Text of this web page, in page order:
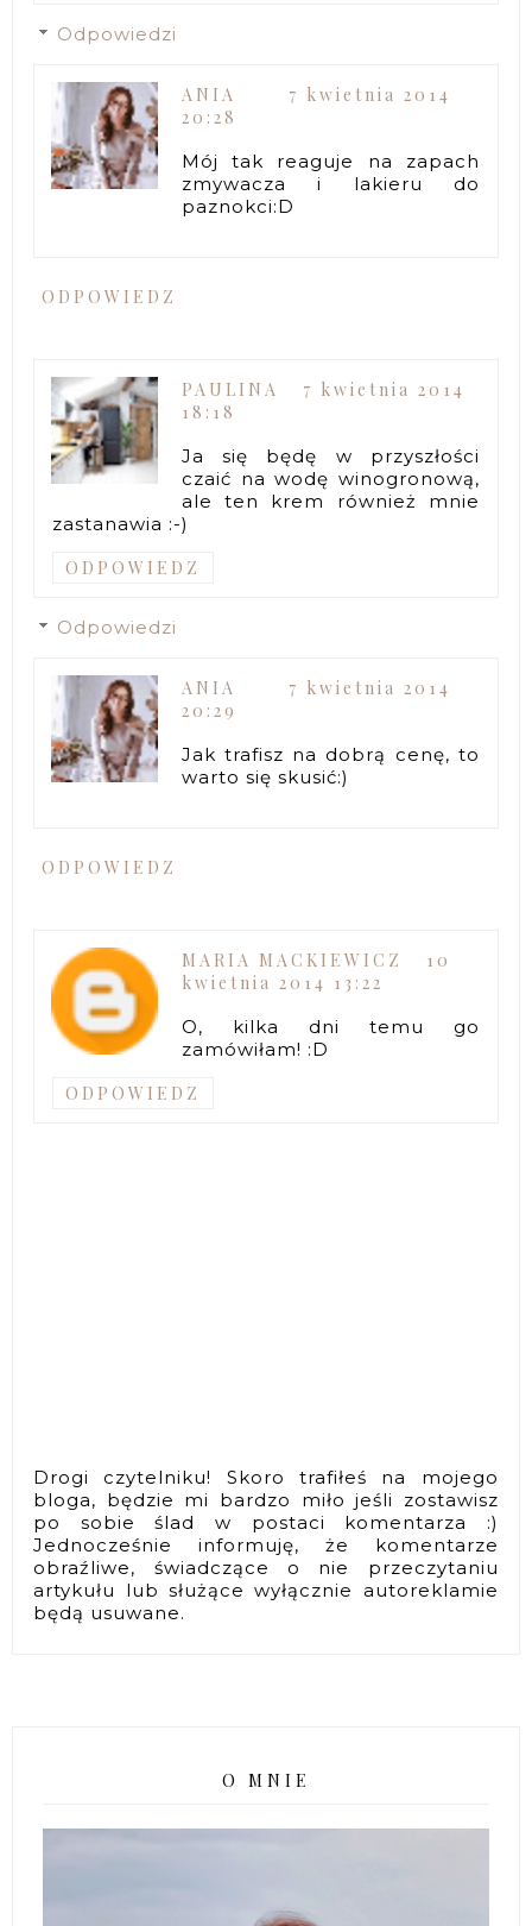
Odpowiedzi
ANIA
7 kwietnia 2014
20:28
Mój tak reaguje na zapach
zmywacza i lakieru do
paznokci:D
ODPOWIEDZ
PAULINA
7 kwietnia 2014
18:18
Ja się będę w przyszłości
czaić na wodę winogronową,
ale ten krem również mnie
zastanawia :-)
ODPOWIEDZ
Odpowiedzi
ANIA
7 kwietnia 2014
20:29
Jak trafisz na dobrą cenę, to
warto się skusić:)
ODPOWIEDZ
MARIA MACKIEWICZ
10
kwietnia 2014 13:22
O, kilka dni temu go
zamówiłam! :D
ODPOWIEDZ
Drogi czytelniku! Skoro trafiłeś na mojego
bloga, będzie mi bardzo miło jeśli zostawisz
po sobie ślad w postaci komentarza :)
Jednocześnie informuję, że komentarze
obraźliwe, świadczące o nie przeczytaniu
artykułu lub służące wyłącznie autoreklamie
będą usuwane.
O MNIE